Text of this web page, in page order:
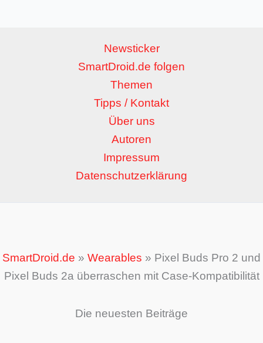
Newsticker
SmartDroid.de folgen
Themen
Tipps / Kontakt
Über uns
Autoren
Impressum
Datenschutzerklärung
SmartDroid.de » Wearables » Pixel Buds Pro 2 und
Pixel Buds 2a überraschen mit Case-Kompatibilität
Die neuesten Beiträge